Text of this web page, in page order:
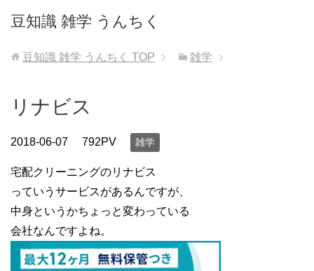
豆知識 雑学 うんちく
豆知識 雑学 うんちく TOP 雑学
リナビス
2018-06-07 792PV 雑学
宅配クリーニングのリナビス
っていうサービスがあるんですが、
中身というかちょっと変わっている
会社なんですよね。